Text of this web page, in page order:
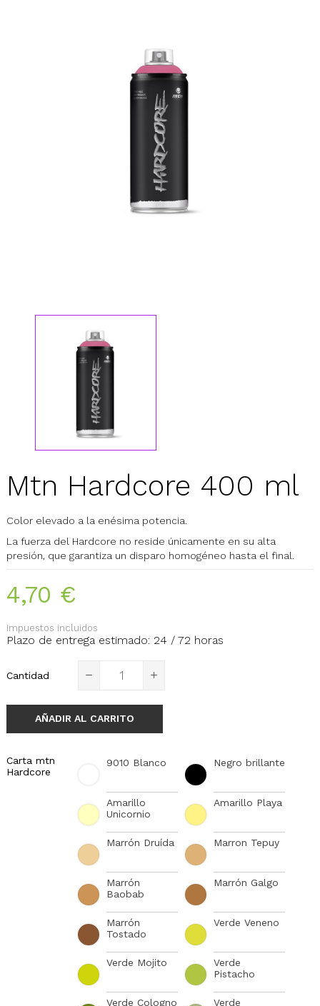
Mtn Hardcore 400 ml
Color elevado a la enésima potencia.
La fuerza del Hardcore no reside únicamente en su alta
presión, que garantiza un disparo homogéneo hasta el final.
4,70 €
Impuestos incluidos
Plazo de entrega estimado: 24 / 72 horas
Cantidad
AÑADIR AL CARRITO
Carta mtn
Hardcore
9010 Blanco Negro brillante
Amarillo
Unicornio
Amarillo Playa
Marrón Druída Marron Tepuy
Marrón
Baobab
Marrón Galgo
Marrón
Tostado
Verde Veneno
Verde Mojito
Verde
Pistacho
Verde Cologno
Verde